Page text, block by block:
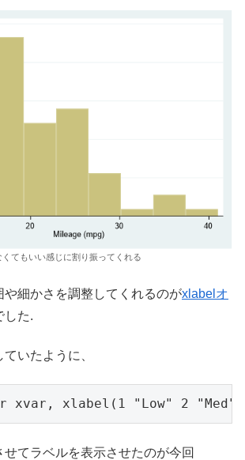
てもいい感じに割り振ってくれる
や細かさを調整してくれるのがxlabelオ
した.
いたように、
xvar, xlabel(1 "Low" 2
せてラベルを表示させたのが今回